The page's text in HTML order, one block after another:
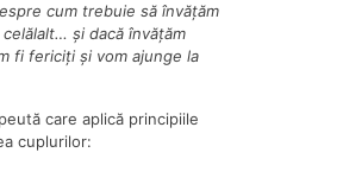
cum trebuie să învățăm
și dacă învățăm
fi fericiți și vom ajunge la
care aplică principiile
cuplurilor: